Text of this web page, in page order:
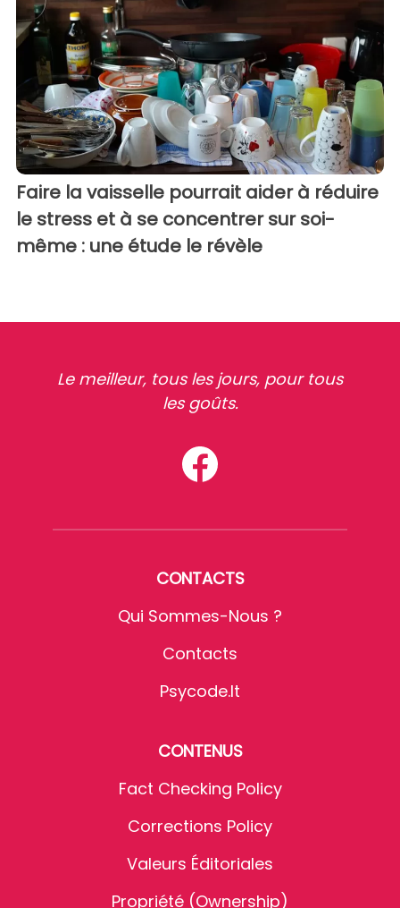
Faire la vaisselle pourrait aider à réduire
le stress et à se concentrer sur soi-
même : une étude le révèle
Le meilleur, tous les jours, pour tous
les goûts.
CONTACTS
Qui Sommes-Nous ?
Contacts
Psycode.it
CONTENUS
Fact Checking Policy
Corrections Policy
Valeurs Éditoriales
Propriété (Ownership)